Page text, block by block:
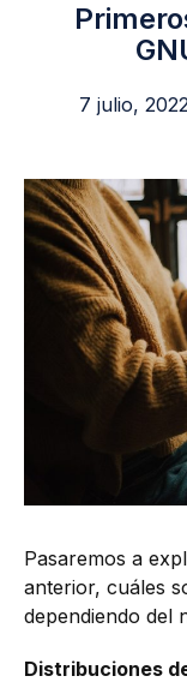
7 julio,
Pasaremos a
anterior, cuáles
dependiendo del
Distribuciones